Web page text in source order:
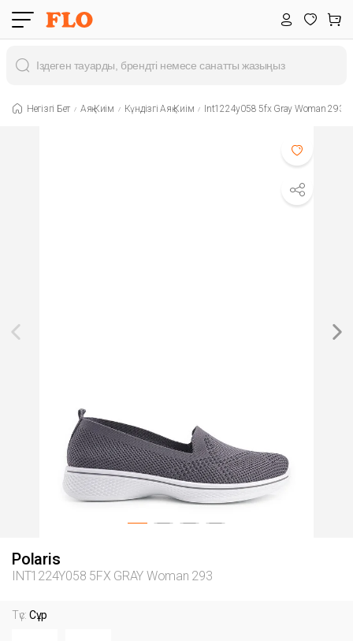
Негізгі Бет Аяқ Киім Күндізгі Аяқ Киім Int1224y058 5fx Gray Woman 293
Polaris
INT1224Y058 5FX GRAY Woman 293
Түс: Сұр